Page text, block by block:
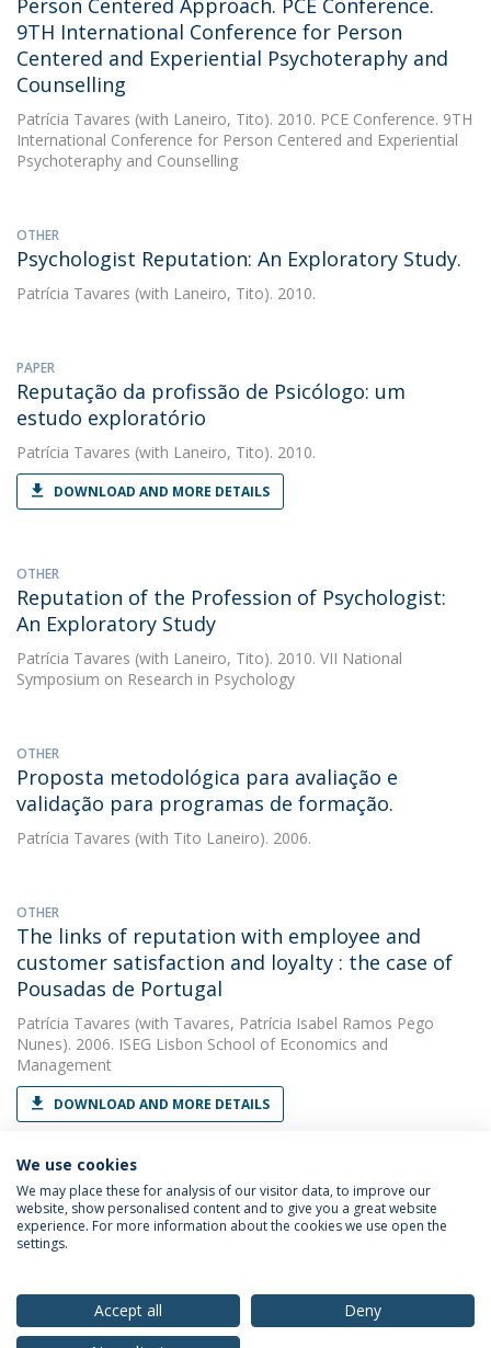
Person Centered Approach. PCE Conference.
9TH International Conference for Person
Centered and Experiential Psychoteraphy and
Counselling
Patrícia Tavares (with Laneiro, Tito). 2010. PCE Conference. 9TH
International Conference for Person Centered and Experiential
Psychoteraphy and Counselling
OTHER
Psychologist Reputation: An Exploratory Study.
Patrícia Tavares (with Laneiro, Tito). 2010.
PAPER
Reputação da profissão de Psicólogo: um
estudo exploratório
Patrícia Tavares (with Laneiro, Tito). 2010.
DOWNLOAD AND MORE DETAILS
OTHER
Reputation of the Profession of Psychologist:
An Exploratory Study
Patrícia Tavares (with Laneiro, Tito). 2010. VII National
Symposium on Research in Psychology
OTHER
Proposta metodológica para avaliação e
validação para programas de formação.
Patrícia Tavares (with Tito Laneiro). 2006.
OTHER
The links of reputation with employee and
customer satisfaction and loyalty : the case of
Pousadas de Portugal
Patrícia Tavares (with Tavares, Patrícia Isabel Ramos Pego
Nunes). 2006. ISEG Lisbon School of Economics and
Management
DOWNLOAD AND MORE DETAILS
Privacy Policy
We use cookies
We may place these for analysis of our visitor data, to improve our
website, show personalised content and to give you a great website
experience. For more information about the cookies we use open the
settings.
Accept all
Deny